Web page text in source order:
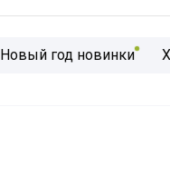
Новый год новинки